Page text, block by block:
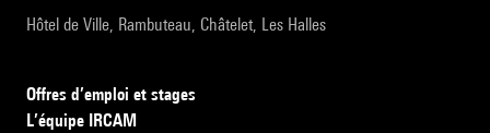
Hôtel de Ville, Rambuteau, Châtelet, Les Halles
Offres d’emploi et stages
L’équipe IRCAM